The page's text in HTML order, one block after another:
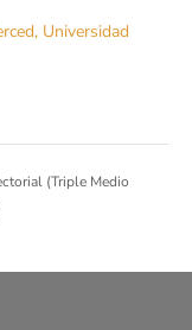
Universidad
(Triple Medio